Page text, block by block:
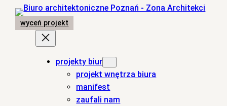
Przejdź
wyceń projekt
projekty biur
projekt wnętrza biura
manifest
zaufali nam